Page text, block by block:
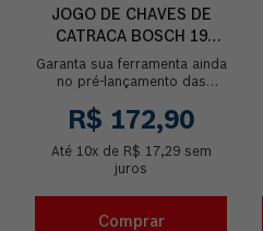
JOGO DE CHAVES DE
CATRACA BOSCH 19
UNIDADES
Garanta sua ferramenta ainda
no pré-lançamento das
Maximize sua produtividade
em montagen...
R$ 172,90
Até 10x de R$ 17,29sem
juros
Comprar